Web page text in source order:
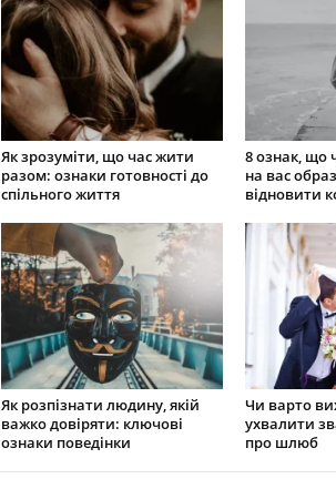
Як зрозуміти, що час жити
разом: ознаки готовності до
спільного життя
8 ознак, що
на вас
відновити
Як розпізнати людину, якій
важко довіряти: ключові
ознаки поведінки
Чи варто
ухвалити
про шлюб